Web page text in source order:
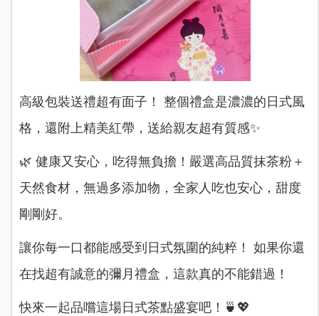
高級包裝送禮超有面子！ 整個禮盒是濃濃的日式風
格，還附上精美紅帶，送給親友超有質感✨
🌿 健康又安心，吃得無負擔！嚴選高品質抹茶粉＋
天然食材，無過多添加物，全家人吃也安心，甜度
剛剛好。
讓你每一口都能感受到日式氛圍的純粹！ 如果你還
在找超有誠意的彌月禮盒，這款真的不能錯過！
快來一起品嚐這場日式茶點盛宴吧！🍵💖